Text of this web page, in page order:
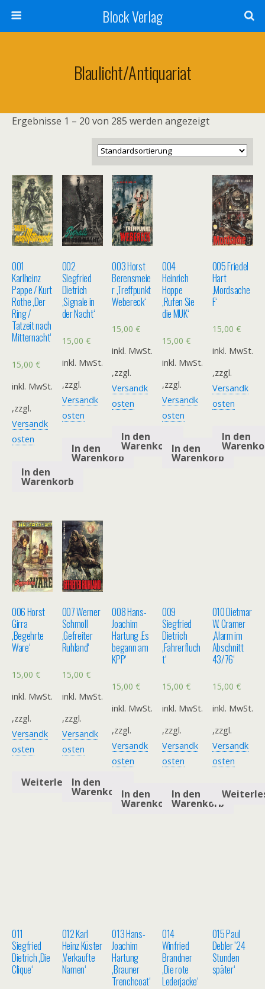
Block Verlag
Blaulicht/Antiquariat
Ergebnisse 1 – 20 von 285 werden angezeigt
001
Karlheinz
Pappe / Kurt
Rothe ‚Der
Ring /
Tatzeit nach
Mitternacht‘
15,00 €
inkl. MwSt.
,zzgl.
Versandk
osten
In den
Warenkorb
002
Siegfried
Dietrich
‚Signale in
der Nacht‘
15,00 €
inkl. MwSt.
,zzgl.
Versandk
osten
In den
Warenkorb
003 Horst
Berensmeie
r ‚Treffpunkt
Webereck‘
15,00€
inkl. MwSt.
,zzgl.
Versandk
osten
In den
Warenkorb
004
Heinrich
Hoppe
‚Rufen Sie
die MUK‘
15,00 €
inkl. MwSt.
,zzgl.
Versandk
osten
In den
Warenkorb
005 Friedel
Hart
‚Mordsache
F‘
15,00 €
inkl. MwSt.
,zzgl.
Versandk
osten
In den
006 Horst
Girra
‚Begehrte
Ware‘
15,00 €
inkl. MwSt.
,zzgl.
Versandk
osten
Weiterlesen
007 Werner
Schmoll
‚Gefreiter
Ruhland‘
15,00 €
inkl. MwSt.
,zzgl.
Versandk
osten
In den
Warenkorb
008 Hans-
Joachim
Hartung ‚Es
begann am
KPP‘
15,00€
inkl. MwSt.
,zzgl.
Versandk
osten
In den
Warenkorb
009
Siegfried
Dietrich
‚Fahrerfluch
t‘
15,00 €
inkl. MwSt.
,zzgl.
Versandk
osten
In den
Warenkorb
010 Dietmar
W. Cramer
‚Alarm im
Abschnitt
43/76‘
15,00 €
inkl. MwSt.
,zzgl.
Versandk
osten
011
Siegfried
Dietrich ‚Die
Clique‘
012 Karl
Heinz Küster
‚Verkaufte
Namen‘
013 Hans-
Joachim
Hartung
‚Brauner
Trenchcoat‘
014
Winfried
Brandner
‚Die rote
Lederjacke‘
015 Paul
Debler ’24
Stunden
später‘